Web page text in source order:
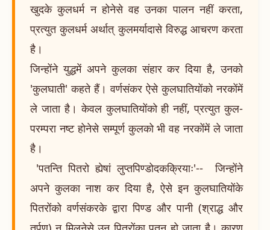
खुदके कुलधर्म न होनेसे वह उनका पालन नहीं करता,
प्रत्युत कुलधर्म अर्थात् कुलमर्यादासे विरुद्ध आचरण करता
है।
जिन्होंने युद्धमें अपने कुलका संहार कर दिया है, उनको
'कुलघाती' कहते हैं। वर्णसंकर ऐसे कुलघातियोंको नरकोंमें
ले जाता है। केवल कुलघातियोंको ही नहीं, प्रत्युत कुल-
परम्परा नष्ट होनेसे सम्पूर्ण कुलको भी वह नरकोंमें ले जाता
है।
'पतन्ति पितरो ह्येषां लुप्तपिण्डोदकक्रियाः'-- जिन्होंने
अपने कुलका नाश कर दिया है, ऐसे इन कुलघातियोंके
पितरोंको वर्णसंकरके द्वारा पिण्ड और पानी (श्राद्ध और